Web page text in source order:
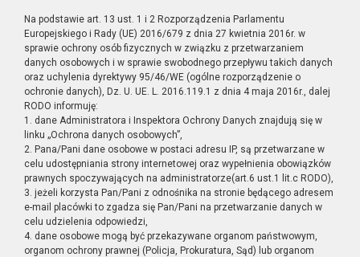
Na podstawie art. 13 ust. 1 i 2 Rozporządzenia Parlamentu
Europejskiego i Rady (UE) 2016/679 z dnia 27 kwietnia 2016r. w
sprawie ochrony osób fizycznych w związku z przetwarzaniem
danych osobowych i w sprawie swobodnego przepływu takich danych
oraz uchylenia dyrektywy 95/46/WE (ogólne rozporządzenie o
ochronie danych), Dz. U. UE. L. 2016.119.1 z dnia 4 maja 2016r., dalej
RODO informuję:
1. dane Administratora i Inspektora Ochrony Danych znajdują się w
linku „Ochrona danych osobowych”,
2. Pana/Pani dane osobowe w postaci adresu IP, są przetwarzane w
celu udostępniania strony internetowej oraz wypełnienia obowiązków
prawnych spoczywających na administratorze(art.6 ust.1 lit.c RODO),
3. jeżeli korzysta Pan/Pani z odnośnika na stronie będącego adresem
e-mail placówki to zgadza się Pan/Pani na przetwarzanie danych w
celu udzielenia odpowiedzi,
4. dane osobowe mogą być przekazywane organom państwowym,
organom ochrony prawnej (Policja, Prokuratura, Sąd) lub organom